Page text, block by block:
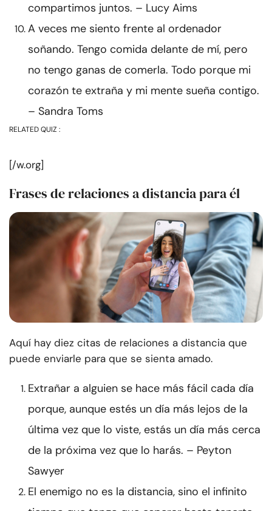
compartimos juntos. – Lucy Aims
A veces me siento frente al ordenador
soñando. Tengo comida delante de mí, pero
no tengo ganas de comerla. Todo porque mi
corazón te extraña y mi mente sueña contigo.
– Sandra Toms
RELATED QUIZ :
[/w.org]
Frases de relaciones a distancia para él
Aquí hay diez citas de relaciones a distancia que
puede enviarle para que se sienta amado.
Extrañar a alguien se hace más fácil cada día
porque, aunque estés un día más lejos de la
última vez que lo viste, estás un día más cerca
de la próxima vez que lo harás. – Peyton
Sawyer
El enemigo no es la distancia, sino el infinito